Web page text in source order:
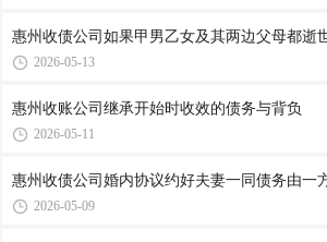
惠州收债公司​如果甲男乙女及其两边父母都逝
2026-05-13
惠州收账公司​继承开始时收效的债务与背负
2026-05-11
惠州收债公司​婚内协议约好夫妻一同债务由一
2026-05-09